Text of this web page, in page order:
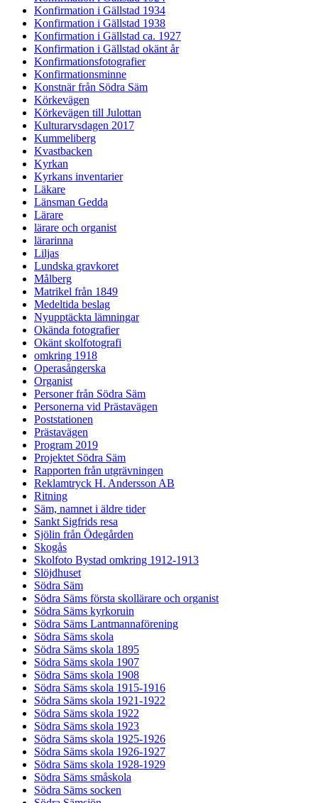
Konfirmation i Gällstad 1934
Konfirmation i Gällstad 1938
Konfirmation i Gällstad ca. 1927
Konfirmation i Gällstad okänt år
Konfirmationsfotografier
Konfirmationsminne
Konstnär från Södra Säm
Körkevägen
Körkevägen till Julottan
Kulturarvsdagen 2017
Kummeliberg
Kvastbacken
Kyrkan
Kyrkans inventarier
Läkare
Länsman Gedda
Lärare
lärare och organist
lärarinna
Liljas
Lundska gravkoret
Målberg
Matrikel från 1849
Medeltida beslag
Nyupptäckta lämningar
Okända fotografier
Okänt skolfotografi
omkring 1918
Operasångerska
Organist
Personer från Södra Säm
Personerna vid Prästavägen
Poststationen
Prästavägen
Program 2019
Projektet Södra Säm
Rapporten från utgrävningen
Reklamtryck H. Andersson AB
Ritning
Säm, namnet i äldre tider
Sankt Sigfrids resa
Sjölin från Ödegården
Skogås
Skolfoto Bystad omkring 1912-1913
Slöjdhuset
Södra Säm
Södra Säms första skollärare och organist
Södra Säms kyrkoruin
Södra Säms Lantmannaförening
Södra Säms skola
Södra Säms skola 1895
Södra Säms skola 1907
Södra Säms skola 1908
Södra Säms skola 1915-1916
Södra Säms skola 1921-1922
Södra Säms skola 1922
Södra Säms skola 1923
Södra Säms skola 1925-1926
Södra Säms skola 1926-1927
Södra Säms skola 1928-1929
Södra Säms småskola
Södra Säms socken